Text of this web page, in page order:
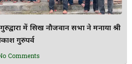
में सिख नौजवान सभा ने मनाया श्री
गुरुपर्व
Comments